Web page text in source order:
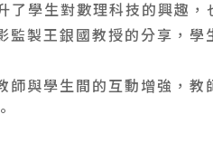
學生對數理科技的興趣
製王銀國教授的分享，學
與學生間的互動增強，教